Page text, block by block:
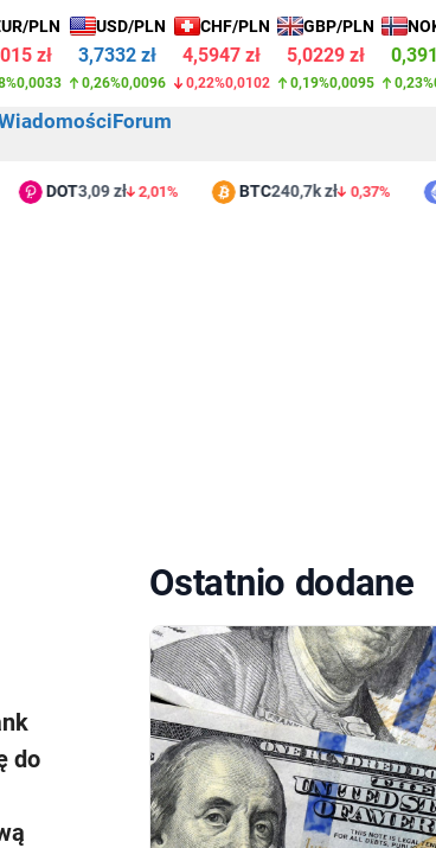
PLN
zł
0,0033
USD/PLN
3,7332 zł
0,26%0,0096
CHF/PLN
4,5947 zł
0,22%0,0102
GBP/PLN
5,0229 zł
0,19%0,0095 0,23%
Forum
DOT3,09 zł 2,01% BTC240,7k zł 0,37%
do
Ostatnio dodane